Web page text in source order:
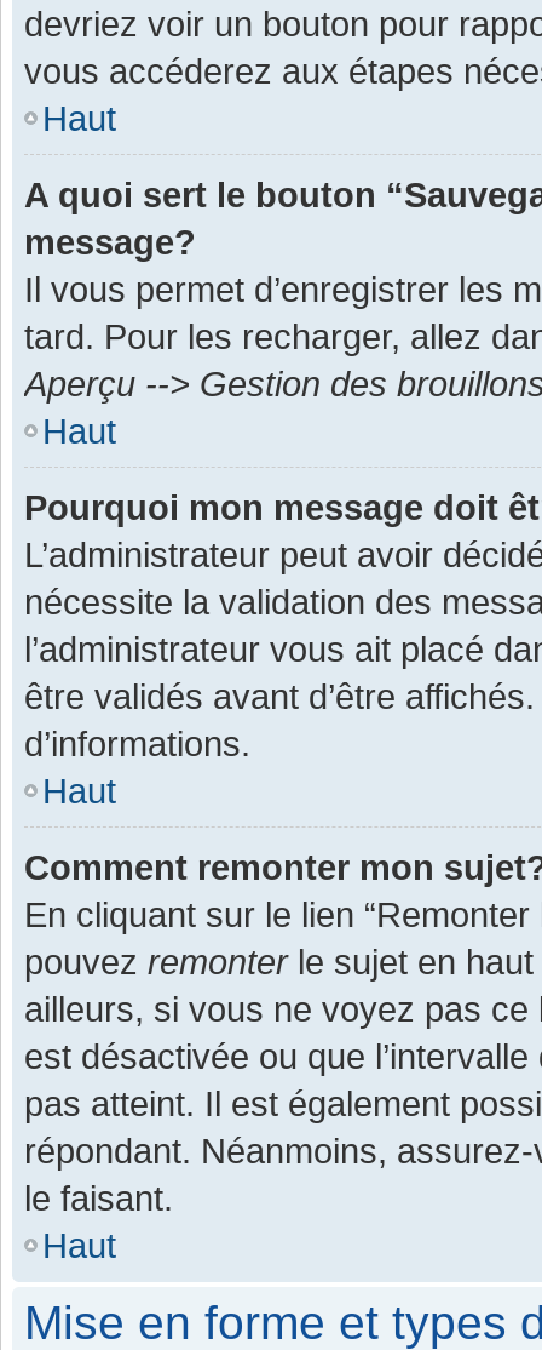
devriez voir un bouton pour
vous accéderez aux étapes
Haut
A quoi sert le bouton
message?
Il vous permet d’enregistrer les
tard. Pour les recharger, allez
Aperçu --> Gestion des
Haut
Pourquoi mon message doit
L’administrateur peut avoir
nécessite la validation des
l’administrateur vous ait placé
être validés avant d’être
d’informations.
Haut
Comment remonter mon
En cliquant sur le lien
pouvez remonterle sujet en haut
ailleurs, si vous ne voyez pas
est désactivée ou que
pas atteint. Il est également
répondant. Néanmoins,
le faisant.
Haut
Mise en forme et types